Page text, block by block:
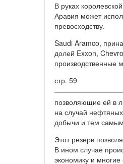
В руках
Аравия может
превосходству.
Saudi Aramco,
долей Exxon,
производственные
стр. 59
позволяющие ей в
на случай
добычи и тем
Этот резерв
В ином случае
экономику и